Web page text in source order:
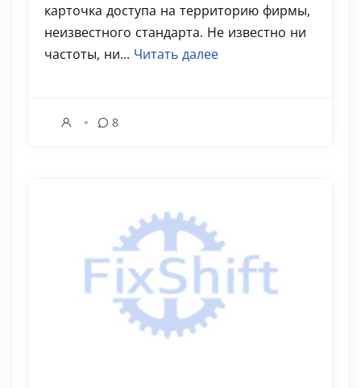
карточка доступа на территорию фирмы,
неизвестного стандарта. Не известно ни
частоты, ни... Читать далее
8